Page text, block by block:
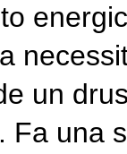
un
Fa una